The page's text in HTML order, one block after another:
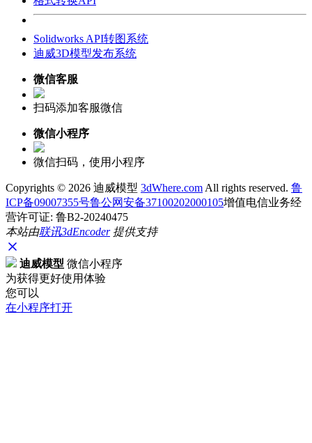
Solidworks API转图系统
迪威3D模型发布系统
微信客服
扫码添加客服微信
微信小程序
微信扫码，使用小程序
Copyrights © 2026 迪威模型 3dWhere.com All rights reserved. 鲁
ICP备09007355号鲁公网安备37100202000105增值电信业务经
营许可证: 鲁B2-20240475
本站由联讯3dEncoder提供支持
迪威模型 微信小程序
为获得更好使用体验
您可以
在小程序打开